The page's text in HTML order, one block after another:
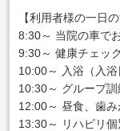
【利用者様の一日の
8:30～ 当院の車で
9:30～ 健康チェッ
10:00～ 入浴（入浴
10:30～ グループ
12:00～ 昼食、歯み
13:30～ リハビリ